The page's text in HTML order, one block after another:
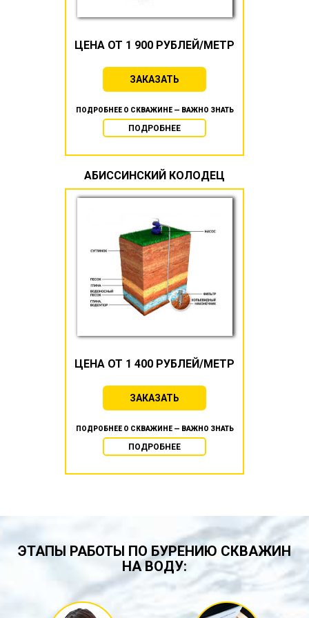
ЦЕНА ОТ 1 900 РУБЛЕЙ/МЕТР
ЗАКАЗАТЬ
ПОДРОБНЕЕ О СКВАЖИНЕ — ВАЖНО ЗНАТЬ
ПОДРОБНЕЕ
АБИССИНСКИЙ КОЛОДЕЦ
ЦЕНА ОТ 1 400 РУБЛЕЙ/МЕТР
ЗАКАЗАТЬ
ПОДРОБНЕЕ О СКВАЖИНЕ — ВАЖНО ЗНАТЬ
ПОДРОБНЕЕ
ЭТАПЫ РАБОТЫ ПО БУРЕНИЮ СКВАЖИН
НА ВОДУ: